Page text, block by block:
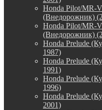
Honda Pilot/MR-V
(Внедорожник)
Honda Pilot/MR-V
(Внедорожник)
Honda Prelude
1987)
Honda Prelude
1991)
Honda Prelude
1996)
Honda Prelude
2001)